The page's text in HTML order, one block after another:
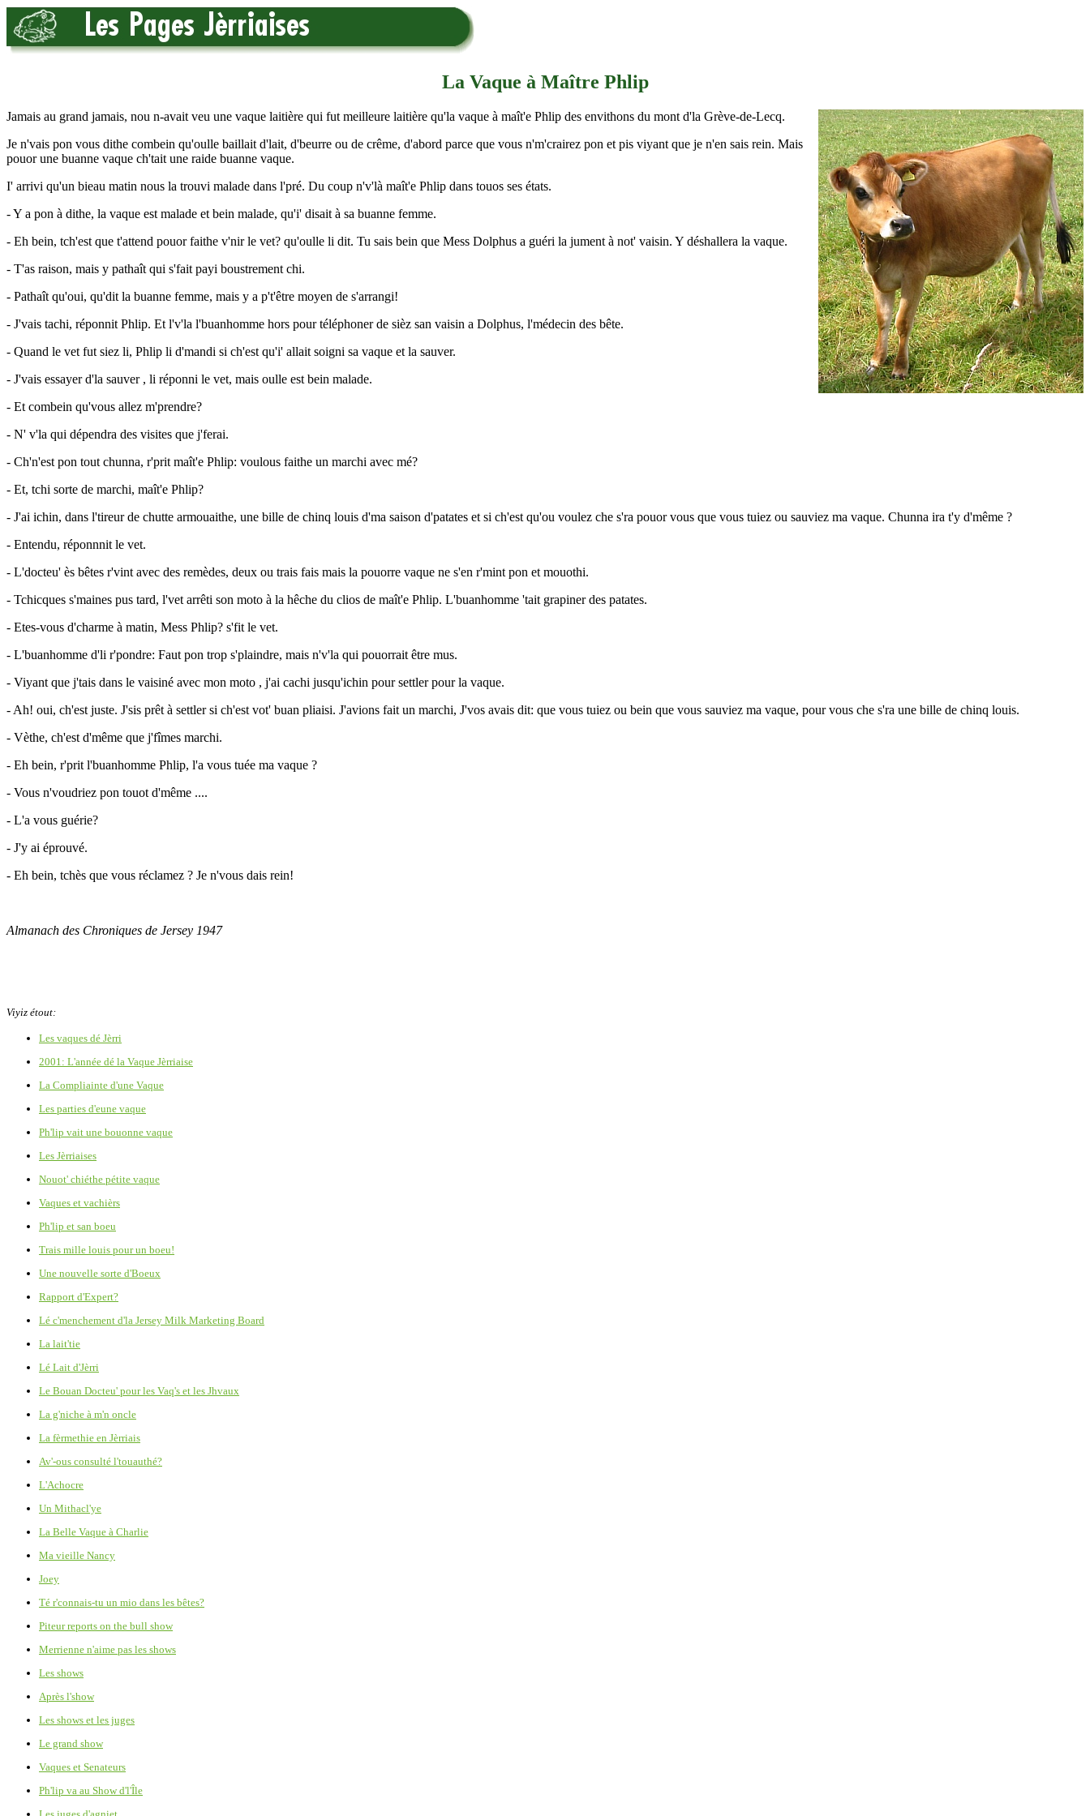
La Vaque à Maître Phlip
Jamais au grand jamais, nou n-avait veu une vaque laitière qui fut meilleure laitière qu'la vaque à maît'e Phlip des envithons du mont d'la Grève-de-Lecq.
Je n'vais pon vous dithe combein qu'oulle baillait d'lait, d'beurre ou de crême, d'abord parce que vous n'm'crairez pon et pis viyant que je n'en sais rein. Mais
pouor une buanne vaque ch'tait une raide buanne vaque.
I' arrivi qu'un bieau matin nous la trouvi malade dans l'pré. Du coup n'v'là maît'e Phlip dans touos ses états.
- Y a pon à dithe, la vaque est malade et bein malade, qu'i' disait à sa buanne femme.
- Eh bein, tch'est que t'attend pouor faithe v'nir le vet? qu'oulle li dit. Tu sais bein que Mess Dolphus a guéri la jument à not' vaisin. Y déshallera la vaque.
- T'as raison, mais y pathaît qui s'fait payi boustrement chi.
- Pathaît qu'oui, qu'dit la buanne femme, mais y a p't'être moyen de s'arrangi!
- J'vais tachi, réponnit Phlip. Et l'v'la l'buanhomme hors pour téléphoner de sièz san vaisin a Dolphus, l'médecin des bête.
- Quand le vet fut siez li, Phlip li d'mandi si ch'est qu'i' allait soigni sa vaque et la sauver.
- J'vais essayer d'la sauver , li réponni le vet, mais oulle est bein malade.
- Et combein qu'vous allez m'prendre?
- N' v'la qui dépendra des visites que j'ferai.
- Ch'n'est pon tout chunna, r'prit maît'e Phlip: voulous faithe un marchi avec mé?
- Et, tchi sorte de marchi, maît'e Phlip?
- J'ai ichin, dans l'tireur de chutte armouaithe, une bille de chinq louis d'ma saison d'patates et si ch'est qu'ou voulez che s'ra pouor vous que vous tuiez ou sauviez ma vaque. Chunna ira t'y d'même ?
- Entendu, réponnnit le vet.
- L'docteu' ès bêtes r'vint avec des remèdes, deux ou trais fais mais la pouorre vaque ne s'en r'mint pon et mouothi.
- Tchicques s'maines pus tard, l'vet arrêti son moto à la hêche du clios de maît'e Phlip. L'buanhomme 'tait grapiner des patates.
- Etes-vous d'charme à matin, Mess Phlip? s'fit le vet.
- L'buanhomme d'li r'pondre: Faut pon trop s'plaindre, mais n'v'la qui pouorrait être mus.
- Viyant que j'tais dans le vaisiné avec mon moto , j'ai cachi jusqu'ichin pour settler pour la vaque.
- Ah! oui, ch'est juste. J'sis prêt à settler si ch'est vot' buan pliaisi. J'avions fait un marchi, J'vos avais dit: que vous tuiez ou bein que vous sauviez ma vaque, pour vous che s'ra une bille de chinq louis.
- Vèthe, ch'est d'même que j'fîmes marchi.
- Eh bein, r'prit l'buanhomme Phlip, l'a vous tuée ma vaque ?
- Vous n'voudriez pon touot d'même ....
- L'a vous guérie?
- J'y ai éprouvé.
- Eh bein, tchès que vous réclamez ? Je n'vous dais rein!
Almanach des Chroniques de Jersey 1947
Viyiz étout:
Les vaques dé Jèrri
2001: L'année dé la Vaque Jèrriaise
La Compliainte d'une Vaque
Les parties d'eune vaque
Ph'lip vait une bouonne vaque
Les Jèrriaises
Nouot' chiéthe pétite vaque
Vaques et vachièrs
Ph'lip et san boeu
Trais mille louis pour un boeu!
Une nouvelle sorte d'Boeux
Rapport d'Expert?
Lé c'menchement d'la Jersey Milk Marketing Board
La lait'tie
Lé Lait d'Jèrri
Le Bouan Docteu' pour les Vaq's et les Jhvaux
La g'niche à m'n oncle
La fèrmethie en Jèrriais
Av'-ous consulté l'touauthé?
L'Achocre
Un Mithacl'ye
La Belle Vaque à Charlie
Ma vieille Nancy
Joey
Té r'connais-tu un mio dans les bêtes?
Piteur reports on the bull show
Merrienne n'aime pas les shows
Les shows
Après l'show
Les shows et les juges
Le grand show
Vaques et Senateurs
Ph'lip va au Show d'l'Île